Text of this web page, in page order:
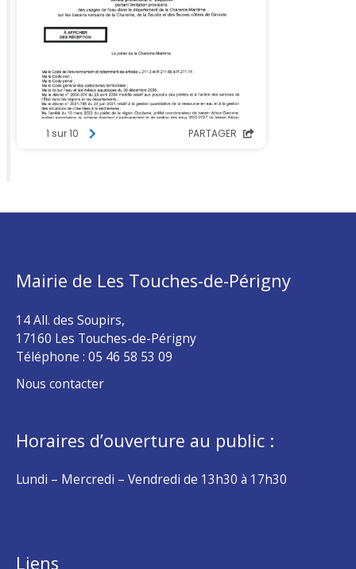
Mairie de Les Touches-de-Périgny
14 All. des Soupirs,
17160 Les Touches-de-Périgny
Téléphone : 05 46 58 53 09
Nous contacter
Horaires d’ouverture au public :
Lundi – Mercredi – Vendredi de 13h30 à 17h30
Liens